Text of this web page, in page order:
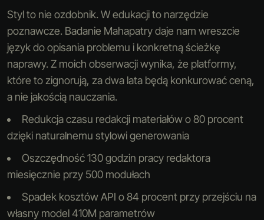
Styl to nie ozdobnik. W edukacji to narzędzie
poznawcze. Badanie Mahapatry daje nam wreszcie
język do opisania problemu i konkretną ścieżkę
naprawy. Z moich obserwacji wynika, że platformy,
które to zignorują, za dwa lata będą konkurować ceną,
a nie jakością nauczania.
Redukcja czasu redakcji materiałów o 80 procent
dzięki naturalnemu stylowi generowania
Oszczędność 130 godzin pracy redaktora
miesięcznie przy 500 modułach
Spadek kosztów API o 84 procent przy przejściu na
własny model 410M parametrów